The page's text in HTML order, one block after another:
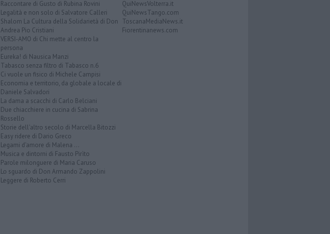
Raccontare di Gusto di Rubina Rovini
Legalità e non solo di Salvatore Calleri
Shalom La Cultura della Solidarietà di Don
Andrea Pio Cristiani
VERSI-AMO di Chi mette al centro la
persona
Eureka! di Nausica Manzi
Tabasco senza filtro di Tabasco n.6
Ci vuole un fisico di Michele Campisi
Economia e territorio, da globale a locale di
Daniele Salvadori
La dama a scacchi di Carlo Belciani
Due chiacchiere in cucina di Sabrina
Rossello
Storie dell'altro secolo di Marcella Bitozzi
Easy ridere di Dario Greco
Legami d'amore di Malena ...
Musica e dintorni di Fausto Pirìto
Parole milonguere di Maria Caruso
Lo sguardo di Don Armando Zappolini
Leggere di Roberto Cerri
QuiNewsVolterra.it
QuiNewsTango.com
ToscanaMediaNews.it
Fiorentinanews.com